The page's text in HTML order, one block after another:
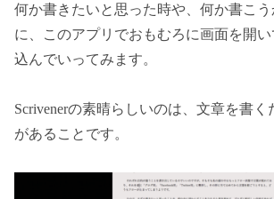
何か書きたいと思った時や、何か書こ
に、このアプリでおもむろに画面を開
込んでいってみます。
Scrivenerの素晴らしいのは、文章を書く
があることです。